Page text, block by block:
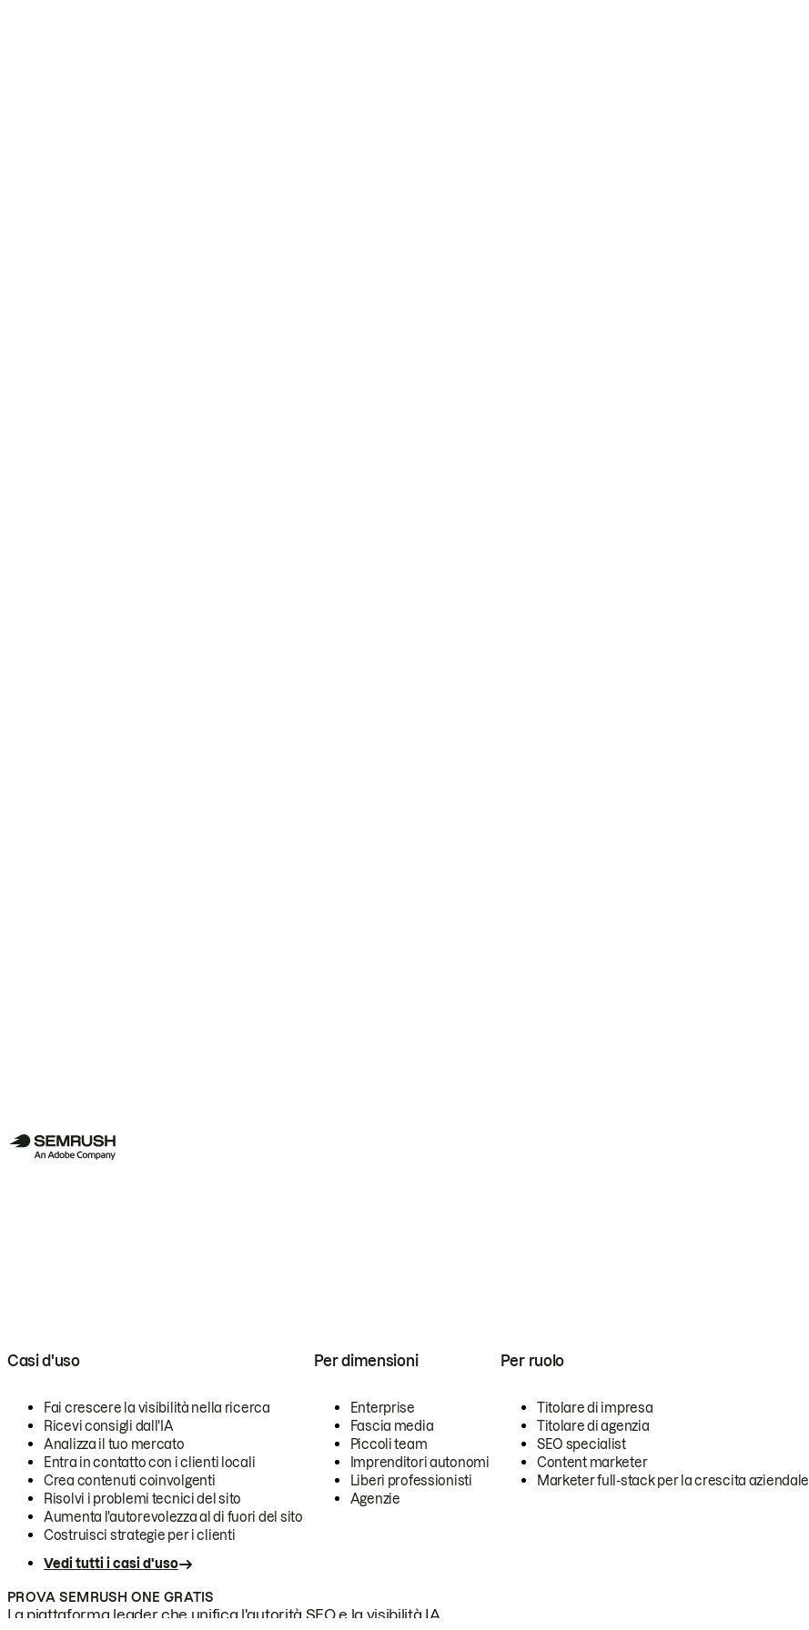
Casi d'uso
Fai crescere la visibilità nella ricerca
Ricevi consigli dall'IA
Analizza il tuo mercato
Entra in contatto con i clienti locali
Crea contenuti coinvolgenti
Risolvi i problemi tecnici del sito
Aumenta l'autorevolezza al di fuori del sito
Costruisci strategie per i clienti
Vedi tutti i casi d'uso
Per dimensioni
Enterprise
Fascia media
Piccoli team
Imprenditori autonomi
Liberi professionisti
Agenzie
Per ruolo
Titolare di impresa
Titolare di agenzia
SEO specialist
Content marketer
Marketer full-stack per la crescita aziendale
PROVA SEMRUSH ONE GRATIS
La piattaforma leader che unifica l'autorità SEO e la visibilità IA.